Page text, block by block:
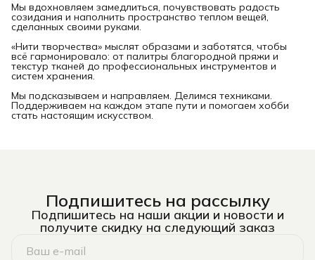
Мы вдохновляем замедлиться, почувствовать радость
созидания и наполнить пространство теплом вещей,
сделанных своими руками.
«Нити творчества» мыслят образами и заботятся, чтобы
всё гармонировало: от палитры благородной пряжи и
текстур тканей до профессиональных инструментов и
систем хранения.
Мы подсказываем и направляем. Делимся техниками.
Поддерживаем на каждом этапе пути и помогаем хобби
стать настоящим искусством.
Подпишитесь на рассылку
Подпишитесь на наши акции и новости и
получите скидку на следующий заказ